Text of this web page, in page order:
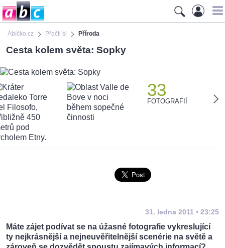
Ábíčko.cz Přečti si Příroda
Cesta kolem světa: Sopky
33
FOTOGRAFIÍ
31. ledna 2011 • 23:25
Máte zájet podívat se na úžasné fotografie vykreslující
ty nejkrásnější a nejneuvěřitelnější scenérie na světě a